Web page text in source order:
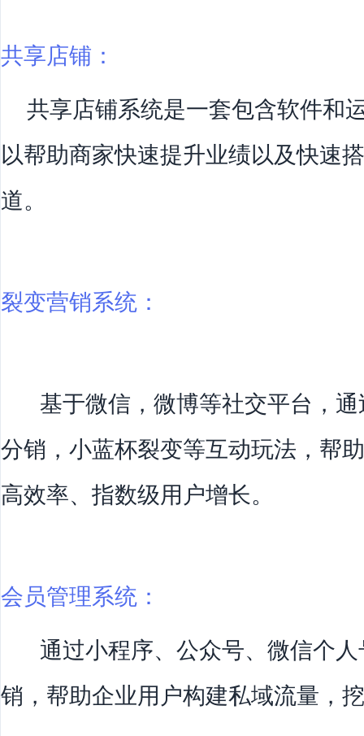
共享店铺：
共享店铺系统是一套包含软件和
以帮助商家快速提升业绩以及快速
道。
裂变营销系统：
基于微信，微博等社交平台，通
分销，小蓝杯裂变等互动玩法，帮
高效率、指数级用户增长。
会员管理系统：
通过小程序、公众号、微信个人
销，帮助企业用户构建私域流量，